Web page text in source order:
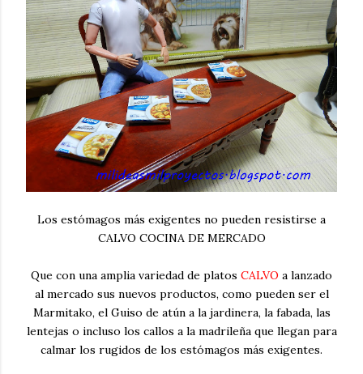
Los estómagos más exigentes no pueden resistirse a
CALVO COCINA DE MERCADO
Que con una amplia variedad de platos CALVO a lanzado
al mercado sus nuevos productos, como pueden ser el
Marmitako, el Guiso de atún a la jardinera, la fabada, las
lentejas o incluso los callos a la madrileña que llegan para
calmar los rugidos de los estómagos más exigentes.